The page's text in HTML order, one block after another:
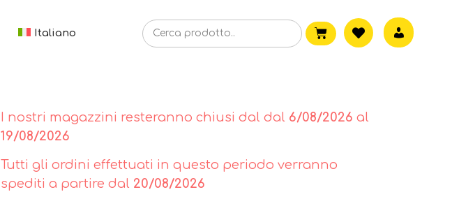
Italiano
I nostri magazzini resteranno chiusi dal dal 6/08/2026 al
19/08/2026
Tutti gli ordini effettuati in questo periodo verranno
spediti a partire dal 20/08/2026